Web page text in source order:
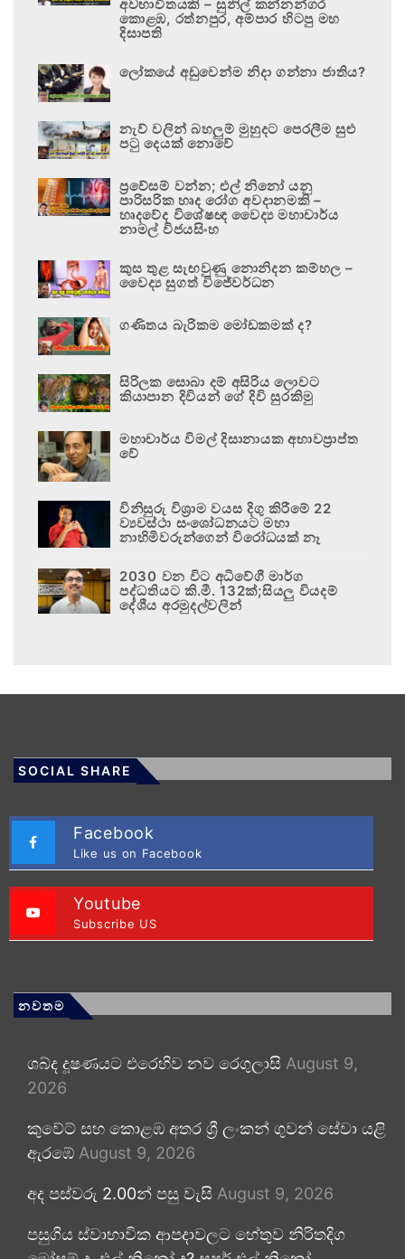
අවභාවිතයකි – සුනිල් කන්නන්ගර
කොළඹ, රත්නපුර, අම්පාර හිටපු මහ
දිසාපති
ලෝකයේ අඩුවෙන්ම නිදා ගන්නා ජාතිය?
නැව් වලින් බහලුම් මුහුදට පෙරලීම සුළු
පටු දෙයක් නොවේ
ප්‍රවේසම් වන්න; එල් නිනෝ යනු
පාරිසරික හෘද රෝග අවදානමකි –
හෘදවේද විශේෂඥ වෛද්‍ය මහාචාර්ය
නාමල් විජයසිංහ
කුස තුළ සැඟවුණු නොනිදන කම්හල –
වෛද්‍ය සුගත් විජේවර්ධන
ගණිතය බැරිකම මෝඩකමක් ද?
සිරිලක සොබා දම් අසිරිය ලොවට
කියාපාන දිවියන් ගේ දිවි සුරකිමු
මහාචාර්ය විමල් දිසානායක අභාවප්‍රාප්ත
වේ
විනිසුරු විශ්‍රාම වයස දිගු කිරීමේ 22
ව්‍යවස්ථා සංශෝධනයට මහා
නාහිමිවරුන්ගෙන් විරෝධයක් නෑ
2030 වන විට අධිවේගී මාර්ග
පද්ධතියට කි.මී. 132ක්;සියලු වියදම්
දේශීය අරමුදල්වලින්
SOCIAL SHARE
Facebook
Like us on Facebook
Youtube
Subscribe US
නවතම
ශබ්ද දූෂණයට එරෙහිව නව රෙගුලාසි August 9,
2026
කුවේට් සහ කොළඹ අතර ශ්‍රී ලංකන් ගුවන් සේවා යළි
ඇරඹේ August 9, 2026
අද පස්වරු 2.00න් පසු වැසි August 9, 2026
පසුගිය ස්වාභාවික ආපදාවලට හේතුව නිරිතදිග